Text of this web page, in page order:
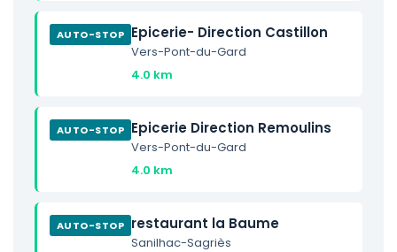
AUTO-STOP Epicerie- Direction Castillon
Vers-Pont-du-Gard
4.0 km
AUTO-STOP Epicerie Direction Remoulins
Vers-Pont-du-Gard
4.0 km
AUTO-STOP restaurant la Baume
Sanilhac-Sagriès